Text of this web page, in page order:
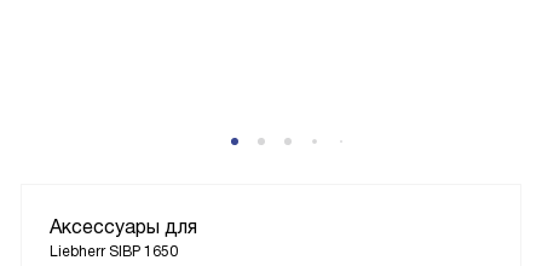
Аксессуары для
Liebherr SIBP 1650